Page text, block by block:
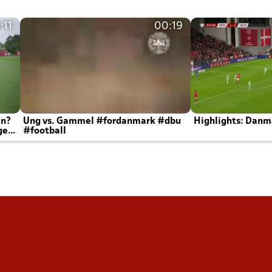
00:19
Ung vs. Gammel #fordanmark #dbu
#football
Highlights: